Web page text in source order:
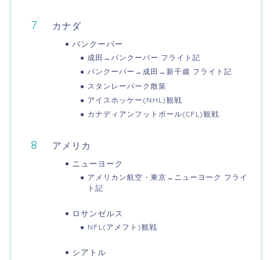
カナダ
バンクーバー
成田→バンクーバー フライト記
バンクーバー→成田→新千歳 フライト記
スタンレーパーク散策
アイスホッケー(NHL)観戦
カナディアンフットボール(CFL)観戦
アメリカ
ニューヨーク
アメリカン航空・東京→ニューヨーク フライ
ト記
ロサンゼルス
NFL(アメフト)観戦
シアトル